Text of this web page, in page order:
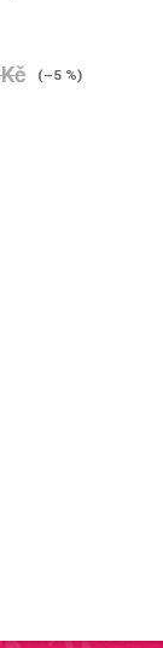
(–5 %)